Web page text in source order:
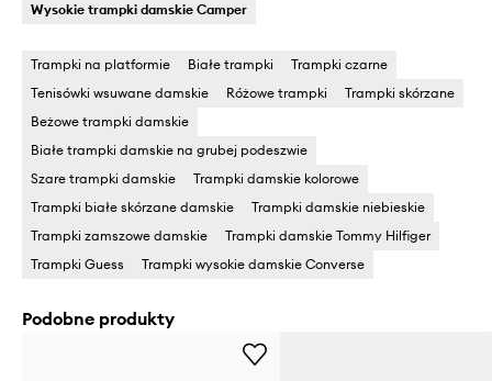
Wysokie trampki damskie Camper
Trampki na platformie Białe trampki
Trampki czarne
Tenisówki wsuwane damskie
Różowe trampki
Trampki skórzane
Beżowe trampki damskie
Białe trampki damskie na grubej podeszwie
Szare trampki damskie
Trampki damskie kolorowe
Trampki białe skórzane damskie
Trampki damskie niebieskie
Trampki zamszowe damskie
Trampki damskie Tommy Hilfiger
Trampki Guess
Trampki wysokie damskie Converse
Podobne produkty